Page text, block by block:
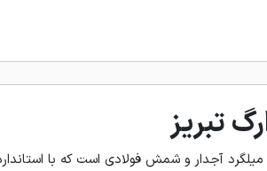
تبریز
آجدار و شمش فولادی است که با